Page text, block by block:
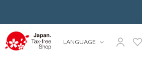
LANGUAGE